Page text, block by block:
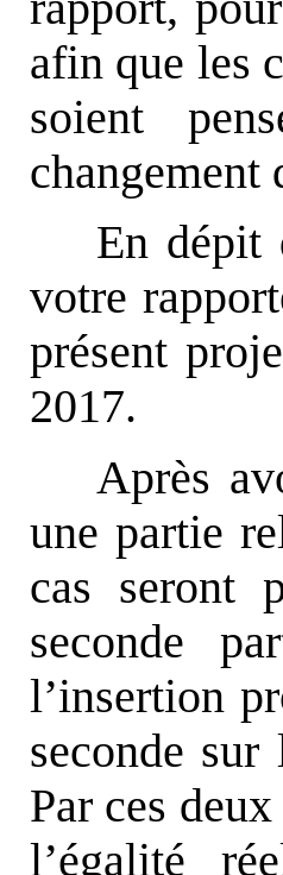
afin que les
soient
changement
En dépit
votre
présent
2017.
Après
une partie
cas seront
seconde
l’insertion
seconde sur
Par ces
l’égalité